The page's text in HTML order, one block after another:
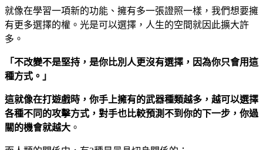
就像在學習一項新的功能、擁有多一張證照一樣，我們想要擁
有更多選擇的權。光是可以選擇，人生的空間就因此擴大許
多。
「不改變不是堅持，是你比別人更沒有選擇，因為你只會用這
種方式。」
這就像在打遊戲時，你手上擁有的武器種類越多，越可以選擇
各種不同的攻擊方式，對手也比較預測不到你的下一步，你過
關的機會就越大 。